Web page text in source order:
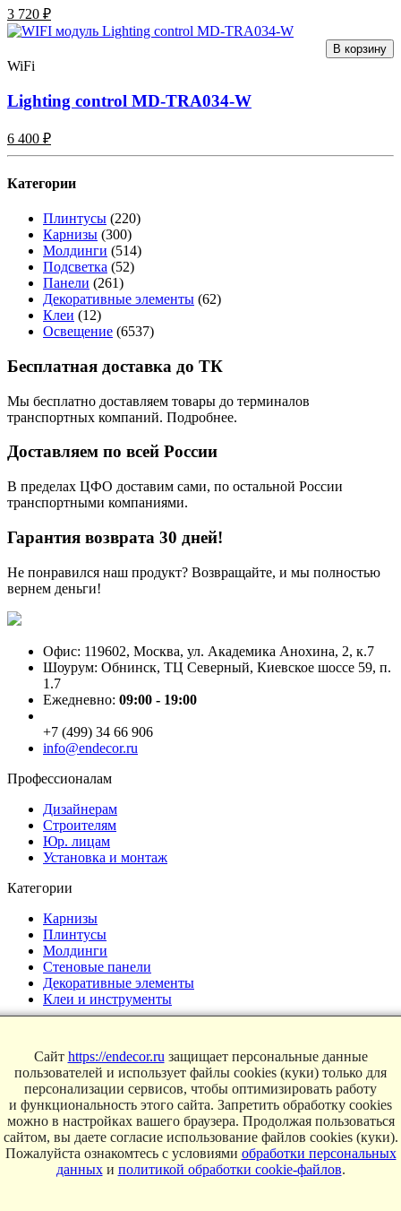
3 720 ₽
В корзину
WiFi
Lighting control MD-TRA034-W
6 400 ₽
Категории
Плинтусы (220)
Карнизы (300)
Молдинги (514)
Подсветка (52)
Панели (261)
Декоративные элементы (62)
Клеи (12)
Освещение (6537)
Бесплатная доставка до ТК
Мы бесплатно доставляем товары до терминалов
транспортных компаний. Подробнее.
Доставляем по всей России
В пределах ЦФО доставим сами, по остальной России
транспортными компаниями.
Гарантия возврата 30 дней!
Не понравился наш продукт? Возвращайте, и мы полностью
вернем деньги!
Офис: 119602, Москва, ул. Академика Анохина, 2, к.7
Шоурум: Обнинск, ТЦ Северный, Киевское шоссе 59, п.
1.7
Ежедневно: 09:00 - 19:00
+7 (499) 34 66 906
info@endecor.ru
Профессионалам
Дизайнерам
Строителям
Юр. лицам
Установка и монтаж
Категории
Карнизы
Плинтусы
Молдинги
Стеновые панели
Декоративные элементы
Клеи и инструменты
Интерьеры
Блог
Магазин
О компании
Контакты
Условия продаж
Сайт https://endecor.ru защищает персональные данные
пользователей и использует файлы cookies (куки) только для
персонализации сервисов, чтобы оптимизировать работу
и функциональность этого сайта. Запретить обработку cookies
можно в настройках вашего браузера. Продолжая пользоваться
сайтом, вы даете согласие использование файлов cookies (куки).
Пожалуйста ознакомтесь с условиями обработки персональных
данныхи политикой обработки cookie-файлов.